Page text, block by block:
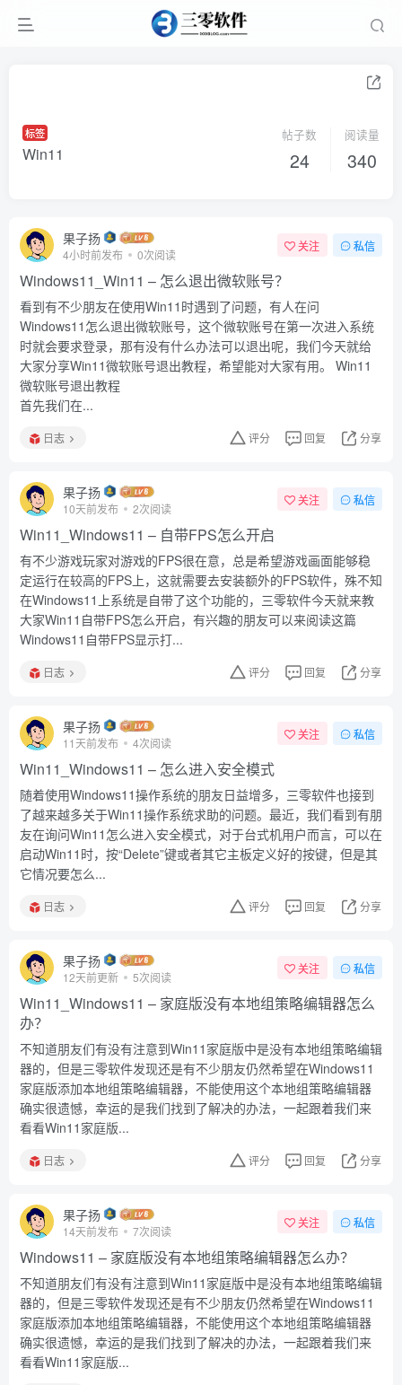
标签
Win11
帖子数
24
阅读量
340
果子扬
4小时前发布 0次阅读
关注 私信
Windows11_Win11 – 怎么退出微软账号？
看到有不少朋友在使用Win11时遇到了问题，有人在问
Windows11怎么退出微软账号，这个微软账号在第一次进入系统
时就会要求登录，那有没有什么办法可以退出呢，我们今天就给
大家分享Win11微软账号退出教程，希望能对大家有用。 Win11
微软账号退出教程
首先我们在...
日志 评分 回复 分享
果子扬
10天前发布 2次阅读
关注 私信
Win11_Windows11 – 自带FPS怎么开启
有不少游戏玩家对游戏的FPS很在意，总是希望游戏画面能够稳
定运行在较高的FPS上，这就需要去安装额外的FPS软件，殊不知
在Windows11上系统是自带了这个功能的，三零软件今天就来教
大家Win11自带FPS怎么开启，有兴趣的朋友可以来阅读这篇
Windows11自带FPS显示打...
日志 评分 回复 分享
果子扬
11天前发布 4次阅读
关注 私信
Win11_Windows11 – 怎么进入安全模式
随着使用Windows11操作系统的朋友日益增多，三零软件也接到
了越来越多关于Win11操作系统求助的问题。最近，我们看到有朋
友在询问Win11怎么进入安全模式，对于台式机用户而言，可以在
启动Win11时，按“Delete”键或者其它主板定义好的按键，但是其
它情况要怎么...
日志 评分 回复 分享
果子扬
12天前更新 5次阅读
关注 私信
Win11_Windows11 – 家庭版没有本地组策略编辑器怎么
办？
不知道朋友们有没有注意到Win11家庭版中是没有本地组策略编辑
器的，但是三零软件发现还是有不少朋友仍然希望在Windows11
家庭版添加本地组策略编辑器，不能使用这个本地组策略编辑器
确实很遗憾，幸运的是我们找到了解决的办法，一起跟着我们来
看看Win11家庭版...
日志 评分 回复 分享
果子扬
14天前发布 7次阅读
关注 私信
Windows11 – 家庭版没有本地组策略编辑器怎么办？
不知道朋友们有没有注意到Win11家庭版中是没有本地组策略编辑
器的，但是三零软件发现还是有不少朋友仍然希望在Windows11
家庭版添加本地组策略编辑器，不能使用这个本地组策略编辑器
确实很遗憾，幸运的是我们找到了解决的办法，一起跟着我们来
看看Win11家庭版...